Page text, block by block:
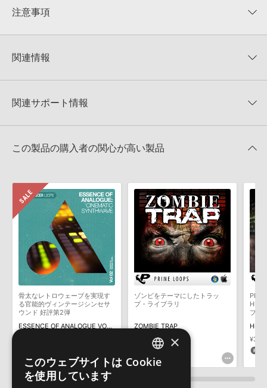
★★★★★
★5
★4
★1
0%
注意事項
KONTAKTフォーマットは、
でお使いいただけます。無償版のKONTAKT PLAYERではお使いい
4GBを超えるデータに関するご注意：
FAT32でフォーマットされた
きます際には、NTFSやHFS＋でフォーマットされたHDDをご用意
いただく必要がございます。
知らせするメールの2通が送信されます。メールに記載されており
ます説明に沿って、製品のダウンロード／導入を行って下さい。
サンプルパック製品には、原則として日本語版操作マニュアルをご
用意しておりません。ご購入後のご不明点や詳細に関するお問い合
わせなどはテクニカルサポート
までご連絡ください。
デモソングは、製品収録サウンドを使ってできることを紹介するた
めのデモンストレーション用の楽曲です。原則として、デモソング
そのものをお使いいただくことはできません。また、デモソングを
構成する全てのサウンドが、サンプルパックに含まれていることを
保証するものではありません。
しかねます。
関連情報
IN THE CUT TRAP EDITIONのサポート情報
関連サポート情報
方法
2022.06.06
MIDI形式サンプルパックの追加方法
2022.06.06
Reason Studios社「Reason」及び関連ソフトでのプリセット追
加方法
マークのついた情報は、該当する製品のご購入ユーザー様専用となって
おります。ご覧頂くには、該当する製品をご購入頂く必要がございます。
IN THE CUT TRAP EDITIONのサポート情報
この製品の購入者の関心が高い製品
骨太なレトロウェーブを実現す
る官能的ヴィンテージシンセサ
ウンド 好評第2弾
ESSENCE OF ANALOGUE VOL 2 CINEMATIC SYNTHWAVE
ゾンビをテーマにしたトラッ
プ・ライブラリ
ZOMBIE TRAP
¥4,257
212pt
ブラ
HIP
ENGLISH
×
このウェブサイトは Cookie
を使用しています